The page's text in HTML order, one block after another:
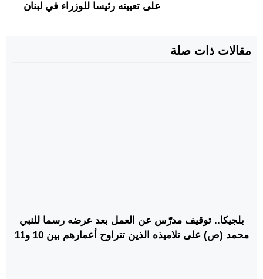
على تعيينه رئيسا للوزراء في لبنان
مقالات ذات صلة
بلجيكا.. توقيف مدرّس عن العمل بعد عرضه رسما للنبي
محمد (ص) على تلاميذه الذين تتراوح أعمارهم بين 10 و11